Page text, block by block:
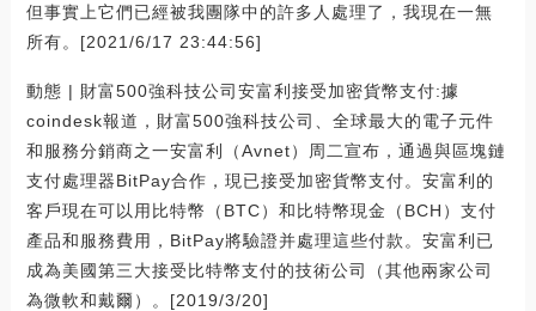
但事實上它們已經被我團隊中的許多人處理了，我現在一無
所有。[2021/6/17 23:44:56]
動態 | 財富500強科技公司安富利接受加密貨幣支付:據
coindesk報道，財富500強科技公司、全球最大的電子元件
和服務分銷商之一安富利（Avnet）周二宣布，通過與區塊鏈
支付處理器BitPay合作，現已接受加密貨幣支付。安富利的
客戶現在可以用比特幣（BTC）和比特幣現金（BCH）支付
產品和服務費用，BitPay將驗證并處理這些付款。安富利已
成為美國第三大接受比特幣支付的技術公司（其他兩家公司
為微軟和戴爾）。[2019/3/20]